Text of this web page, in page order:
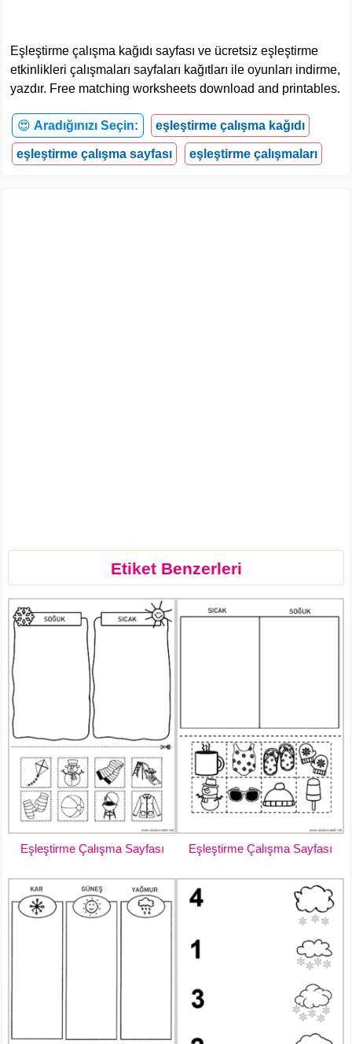
Eşleştirme çalışma kağıdı sayfası ve ücretsiz eşleştirme
etkinlikleri çalışmaları sayfaları kağıtları ile oyunları indirme,
yazdır. Free matching worksheets download and printables.
😍 Aradığınızı Seçin: eşleştirme çalışma kağıdı
eşleştirme çalışma sayfası eşleştirme çalışmaları
Etiket Benzerleri
Eşleştirme Çalışma Sayfası Eşleştirme Çalışma Sayfası